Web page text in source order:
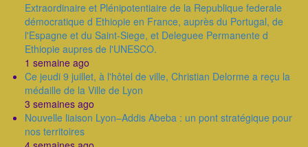
Extraordinaire et Plénipotentiaire de la Republique federale
démocratique d Ethiopie en France, auprès du Portugal, de
l'Espagne et du Saint-Siege, et Deleguee Permanente d
Ethiopie aupres de l'UNESCO.
1 semaine ago
Ce jeudi 9 juillet, à l'hôtel de ville, Christian Delorme a reçu la
médaille de la Ville de Lyon
3 semaines ago
Nouvelle liaison Lyon–Addis Abeba : un pont stratégique pour
nos territoires